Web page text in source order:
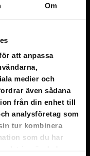
Om
att anpassa
medier och
även sådana
från din enhet till
analysföretag som
tur kombinera
som du har